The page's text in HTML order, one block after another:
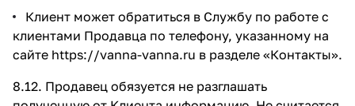
Клиент может обратиться в Службу по работе с
клиентами Продавца по телефону, указанному на
сайте https://vanna-vanna.ru в разделе «Контакты».
8.12. Продавец обязуется не разглашать